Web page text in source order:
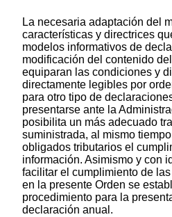
La necesaria adaptación del
características y directrices
modelos informativos de
modificación del contenido
equiparan las condiciones y
directamente legibles por
para otro tipo de
presentarse ante la
posibilita un más adecuado
suministrada, al mismo
obligados tributarios el
información. Asimismo y con
facilitar el cumplimiento de
en la presente Orden se
procedimiento para la
declaración anual.